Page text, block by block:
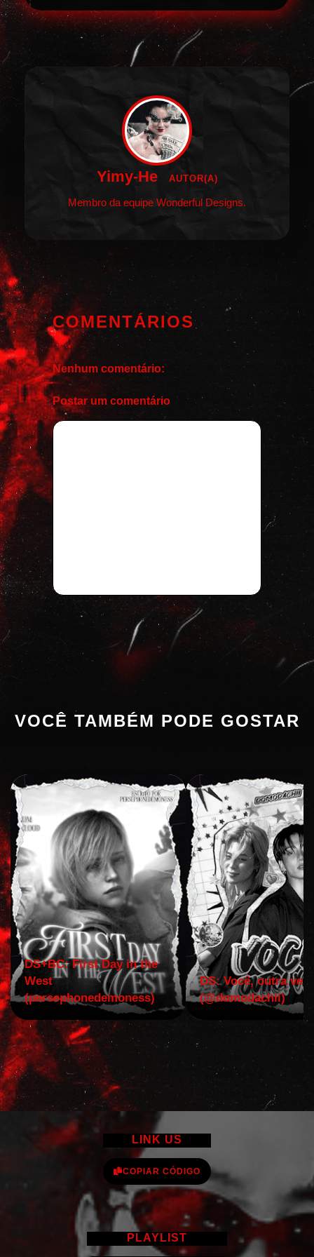
Yimy-He AUTOR(A)
Membro da equipe Wonderful Designs.
COMENTÁRIOS
Nenhum comentário:
Postar um comentário
VOCÊ TAMBÉM PODE GOSTAR
DS+BC: First Day in the
West
(persephonedemoness)
DS: Você, outra vez!
(@domodachii)
LINK US
COPIAR CÓDIGO
PLAYLIST